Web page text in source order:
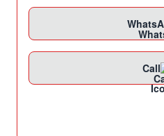
Call